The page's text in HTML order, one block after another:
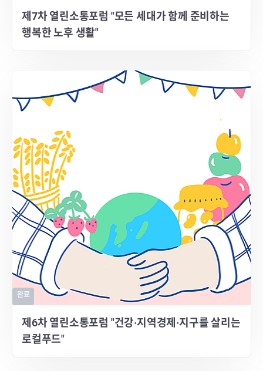
제7차 열린소통포럼 "모든 세대가 함께 준비하는
행복한 노후 생활"
완료
제6차 열린소통포럼 "건강·지역경제·지구를 살리는
로컬푸드"